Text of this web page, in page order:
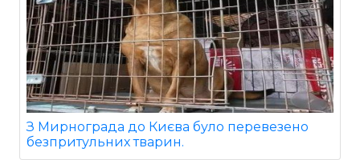
З Мирнограда до Києва було перевезено
безпритульних тварин.